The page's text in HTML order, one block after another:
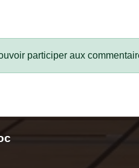
participer aux